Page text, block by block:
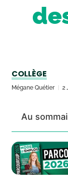
COLLÈGE
Mégane Quétier 2
Au